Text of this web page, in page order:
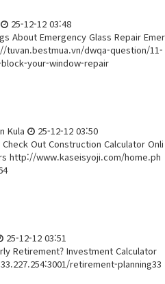
25-12-12 03:48
About Emergency Glass Repair Emer
tuvan.bestmua.vn/dwqa-question/11-
your-window-repair
Kula
25-12-12 03:50
Out Construction Calculator Onli
http://www.kaseisyoji.com/home.ph
25-12-12 03:51
Retirement? Investment Calculator
retirement-planning33